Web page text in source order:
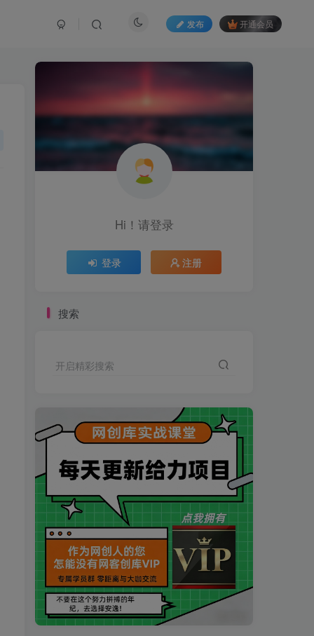
发布 开通会员
Hi！请登录
登录 注册
搜索
开启精彩搜索
买VIP会员或加盟商-全年最低价-立即抢额
网创库-限时优惠 别错过!
买VIP会员或加盟商-全年最低价-立即抢额